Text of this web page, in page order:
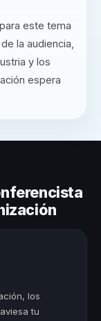
este tema
la audiencia,
y los
espera
los
tu